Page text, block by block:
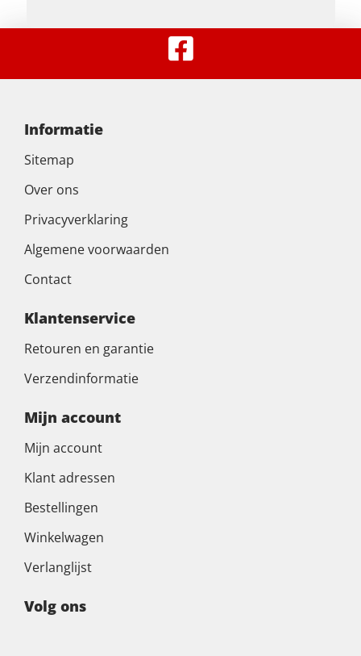
Informatie
Sitemap
Over ons
Privacyverklaring
Algemene voorwaarden
Contact
Klantenservice
Retouren en garantie
Verzendinformatie
Mijn account
Mijn account
Klant adressen
Bestellingen
Winkelwagen
Verlanglijst
Volg ons